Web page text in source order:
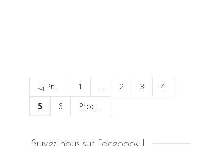
Précédent 1 ... 2 3
4
5
6 Prochain
Suivez-nous sur Facebook !